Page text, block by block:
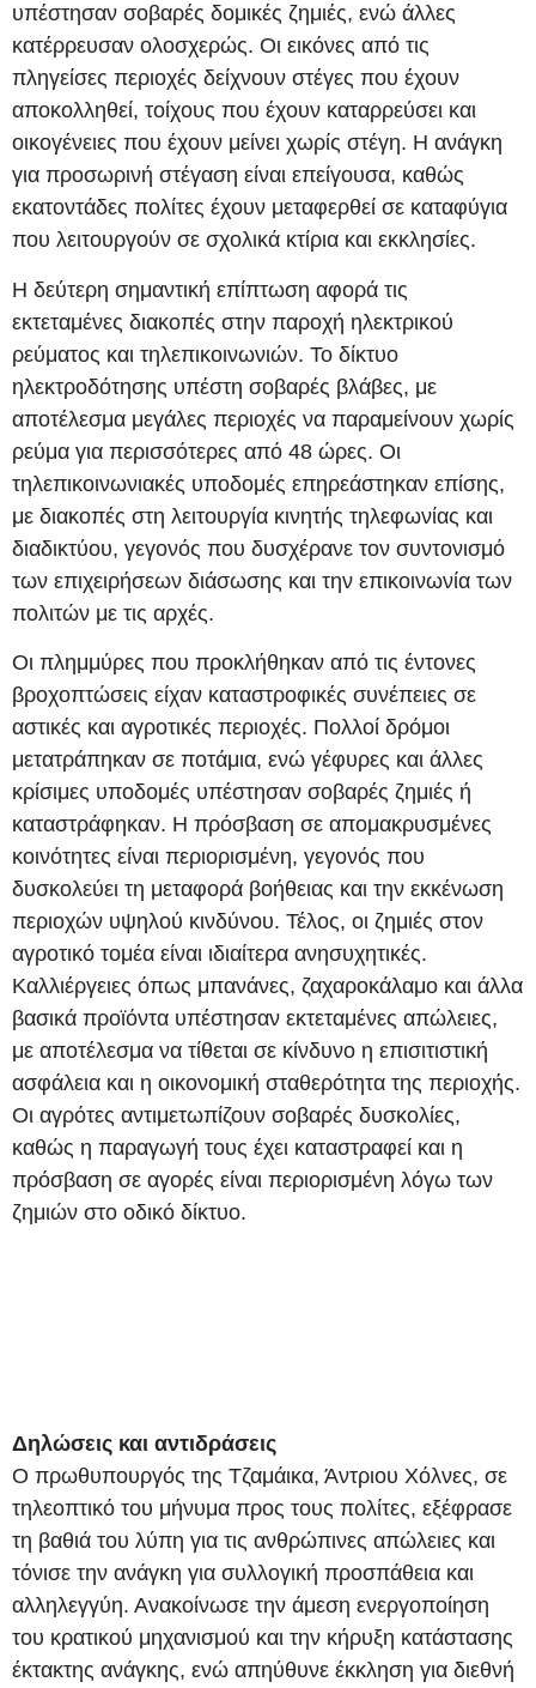
υπέστησαν σοβαρές δομικές ζημιές, ενώ άλλες
κατέρρευσαν ολοσχερώς. Οι εικόνες από τις
πληγείσες περιοχές δείχνουν στέγες που έχουν
αποκολληθεί, τοίχους που έχουν καταρρεύσει και
οικογένειες που έχουν μείνει χωρίς στέγη. Η ανάγκη
για προσωρινή στέγαση είναι επείγουσα, καθώς
εκατοντάδες πολίτες έχουν μεταφερθεί σε καταφύγια
που λειτουργούν σε σχολικά κτίρια και εκκλησίες.
Η δεύτερη σημαντική επίπτωση αφορά τις
εκτεταμένες διακοπές στην παροχή ηλεκτρικού
ρεύματος και τηλεπικοινωνιών. Το δίκτυο
ηλεκτροδότησης υπέστη σοβαρές βλάβες, με
αποτέλεσμα μεγάλες περιοχές να παραμείνουν χωρίς
ρεύμα για περισσότερες από 48 ώρες. Οι
τηλεπικοινωνιακές υποδομές επηρεάστηκαν επίσης,
με διακοπές στη λειτουργία κινητής τηλεφωνίας και
διαδικτύου, γεγονός που δυσχέρανε τον συντονισμό
των επιχειρήσεων διάσωσης και την επικοινωνία των
πολιτών με τις αρχές.
Οι πλημμύρες που προκλήθηκαν από τις έντονες
βροχοπτώσεις είχαν καταστροφικές συνέπειες σε
αστικές και αγροτικές περιοχές. Πολλοί δρόμοι
μετατράπηκαν σε ποτάμια, ενώ γέφυρες και άλλες
κρίσιμες υποδομές υπέστησαν σοβαρές ζημιές ή
καταστράφηκαν. Η πρόσβαση σε απομακρυσμένες
κοινότητες είναι περιορισμένη, γεγονός που
δυσκολεύει τη μεταφορά βοήθειας και την εκκένωση
περιοχών υψηλού κινδύνου. Τέλος, οι ζημιές στον
αγροτικό τομέα είναι ιδιαίτερα ανησυχητικές.
Καλλιέργειες όπως μπανάνες, ζαχαροκάλαμο και άλλα
βασικά προϊόντα υπέστησαν εκτεταμένες απώλειες,
με αποτέλεσμα να τίθεται σε κίνδυνο η επισιτιστική
ασφάλεια και η οικονομική σταθερότητα της περιοχής.
Οι αγρότες αντιμετωπίζουν σοβαρές δυσκολίες,
καθώς η παραγωγή τους έχει καταστραφεί και η
πρόσβαση σε αγορές είναι περιορισμένη λόγω των
ζημιών στο οδικό δίκτυο.
Δηλώσεις και αντιδράσεις
Ο πρωθυπουργός της Τζαμάικα, Άντριου Χόλνες, σε
τηλεοπτικό του μήνυμα προς τους πολίτες, εξέφρασε
τη βαθιά του λύπη για τις ανθρώπινες απώλειες και
τόνισε την ανάγκη για συλλογική προσπάθεια και
αλληλεγγύη. Ανακοίνωσε την άμεση ενεργοποίηση
του κρατικού μηχανισμού και την κήρυξη κατάστασης
έκτακτης ανάγκης, ενώ απηύθυνε έκκληση για διεθνή